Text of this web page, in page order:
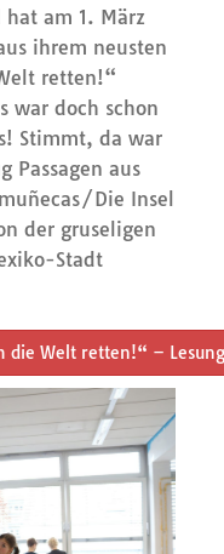
am 1. März
ihrem neusten
retten!“
war doch schon
Stimmt, da war
Passagen aus
Die Insel
der gruseligen
Stadt
die Welt retten!“ –